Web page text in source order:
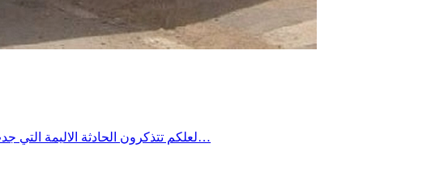
لعلكم تتذكرون الحادثة الاليمة التي جدت منذ مدة في معتمدية منزل شاكر من ولاية صفاقس حين غرق شاب في فستقية ماء وخيّم الحُزن آنذاك على المنطقة وطالب…